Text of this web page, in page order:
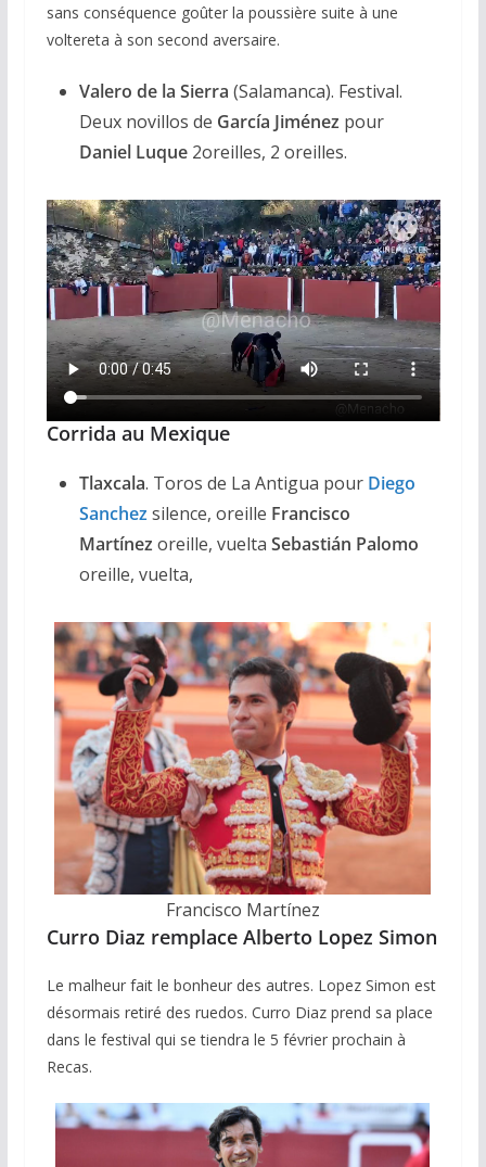
sans conséquence goûter la poussière suite à une
voltereta à son second aversaire.
Valero de la Sierra (Salamanca). Festival.
Deux novillos de García Jiménez pour
Daniel Luque 2oreilles, 2 oreilles.
Corrida au Mexique
Tlaxcala. Toros de La Antigua pour Diego
Sanchezsilence, oreille Francisco
Martínez oreille, vuelta Sebastián Palomo
oreille, vuelta,
Francisco Martínez
Curro Diaz remplace Alberto Lopez Simon
Le malheur fait le bonheur des autres. Lopez Simon est
désormais retiré des ruedos. Curro Diaz prend sa place
dans le festival qui se tiendra le 5 février prochain à
Recas.